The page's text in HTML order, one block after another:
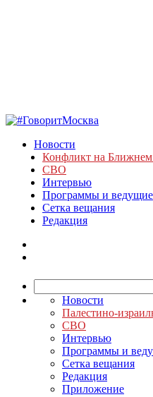
Новости
Конфликт на Ближнем
СВО
Интервью
Программы и ведущие
Сетка вещания
Редакция
Новости
Палестино-
СВО
Интервью
Программы и
Сетка вещания
Редакция
Приложение